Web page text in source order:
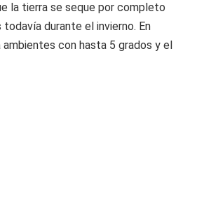
la tierra se seque por completo
durante el invierno. En
con hasta 5 grados y el